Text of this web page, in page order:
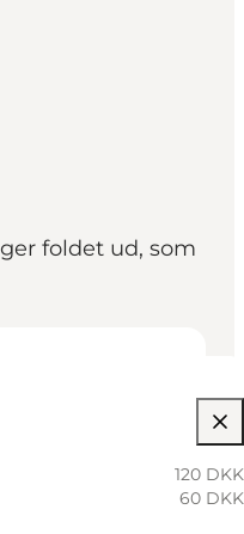
foldet ud, som
120 DKK
60 DKK